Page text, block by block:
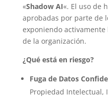
«Shadow AI«. El uso de
aprobadas por parte de
exponiendo
de la organización.
¿Qué está en riesgo?
Fuga de Datos
Propiedad Intelectual,